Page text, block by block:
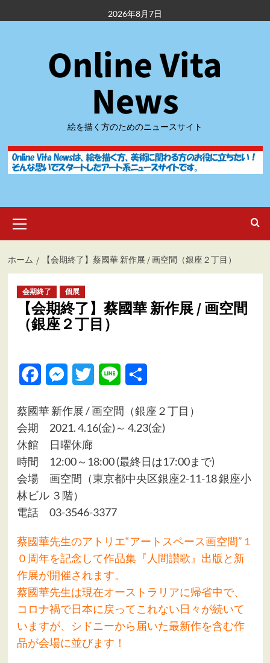
容
2026年8月7日
Online Vita
News
絵を描く方のためのニュースサイト
イ
ン
ニ
ー
ホーム 【会期終了】蔡國華 新作展 / 画空間（銀座２丁目）
会期終了 個展
【会期終了】蔡國華 新作展 / 画空間
（銀座２丁目）
FacebookMessenger
Twitter Line
蔡國華 新作展 / 画空間（銀座２丁目）
会期 2021. 4.16(金)～ 4.23(金)
休館 日曜休廊
時間 12:00～18:00 (最終日は17:00まで)
会場 画空間（東京都中央区銀座2-11-18 銀座小
林ビル ３階）
電話 03-3546-3377
蔡國華先生のアトリエ“アートスペース画空間”１
０周年を記念して作品集『人間讃歌』出版と新
作展が開催されます。
蔡國華先生は現在オーストラリアに帰省中で、
コロナ禍で日本に戻ってこれない日々が続いて
いますが、シドニーから届いた最新作を含む作
品が会場に並びます！